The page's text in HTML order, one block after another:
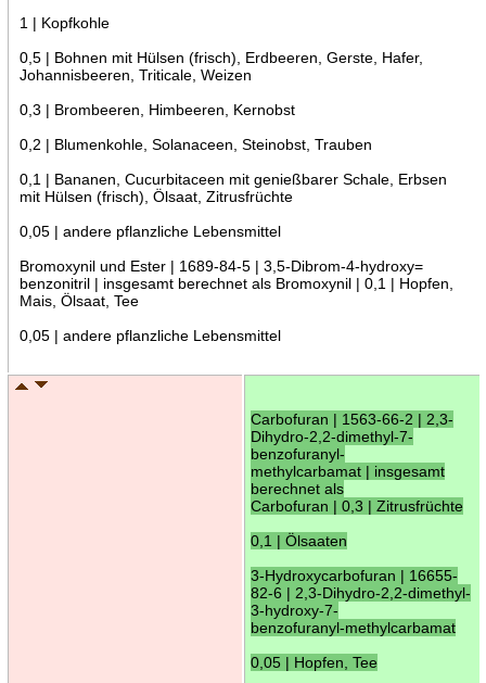
1 | Kopfkohle
0,5 | Bohnen mit Hülsen (frisch), Erdbeeren, Gerste, Hafer,
Johannisbeeren, Triticale, Weizen
0,3 | Brombeeren, Himbeeren, Kernobst
0,2 | Blumenkohle, Solanaceen, Steinobst, Trauben
0,1 | Bananen, Cucurbitaceen mit genießbarer Schale, Erbsen
mit Hülsen (frisch), Ölsaat, Zitrusfrüchte
0,05 | andere pflanzliche Lebensmittel
Bromoxynil und Ester | 1689-84-5 | 3,5-Dibrom-4-hydroxy=
benzonitril | insgesamt berechnet als Bromoxynil | 0,1 | Hopfen,
Mais, Ölsaat, Tee
0,05 | andere pflanzliche Lebensmittel
Carbofuran | 1563-66-2 | 2,3-
Dihydro-2,2-dimethyl-7-
benzofuranyl-
methylcarbamat | insgesamt
berechnet als
Carbofuran | 0,3 | Zitrusfrüchte
0,1 | Ölsaaten
3-Hydroxycarbofuran | 16655-
82-6 | 2,3-Dihydro-2,2-dimethyl-
3-hydroxy-7-
benzofuranyl-methylcarbamat
0,05 | Hopfen, Tee